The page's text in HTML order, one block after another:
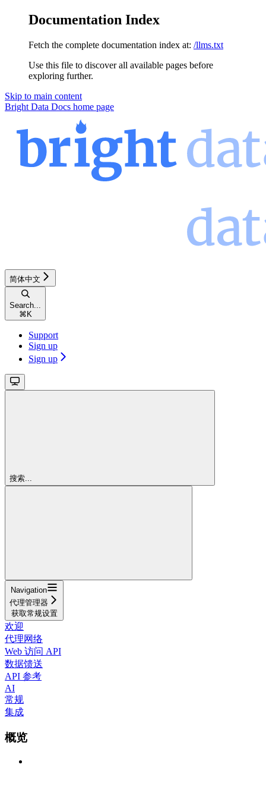
Documentation Index
Fetch the complete documentation index at: /llms.txt
Use this file to discover all available pages before
exploring further.
Skip to main content
Bright Data Docs home page
简体中文
Search...
⌘ K
Support
Sign up
Sign up
搜索...
Navigation
代理管理器
获取常规设置
欢迎
代理网络
Web 访问 API
数据馈送
API 参考
AI
常规
集成
概览